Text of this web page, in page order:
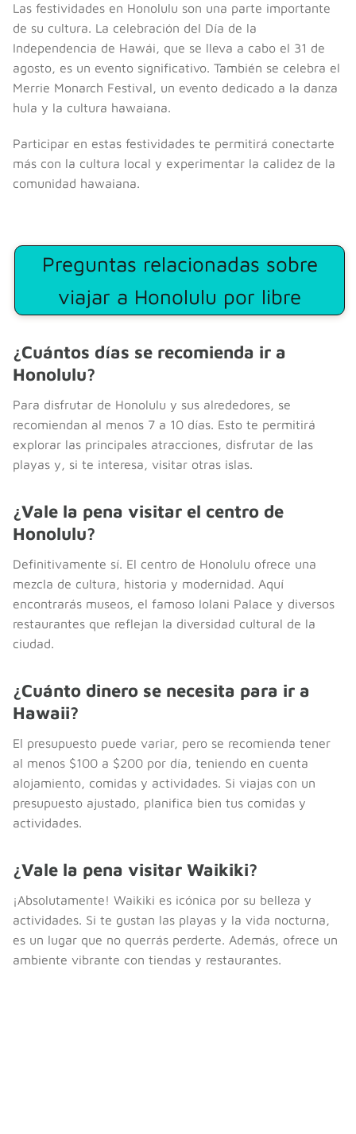
Las festividades en Honolulu son una parte importante
de su cultura. La celebración del Día de la
Independencia de Hawái, que se lleva a cabo el 31 de
agosto, es un evento significativo. También se celebra el
Merrie Monarch Festival, un evento dedicado a la danza
hula y la cultura hawaiana.
Participar en estas festividades te permitirá conectarte
más con la cultura local y experimentar la calidez de la
comunidad hawaiana.
Preguntas relacionadas sobre
viajar a Honolulu por libre
¿Cuántos días se recomienda ir a
Honolulu?
Para disfrutar de Honolulu y sus alrededores, se
recomiendan al menos 7 a 10 días. Esto te permitirá
explorar las principales atracciones, disfrutar de las
playas y, si te interesa, visitar otras islas.
¿Vale la pena visitar el centro de
Honolulu?
Definitivamente sí. El centro de Honolulu ofrece una
mezcla de cultura, historia y modernidad. Aquí
encontrarás museos, el famoso Iolani Palace y diversos
restaurantes que reflejan la diversidad cultural de la
ciudad.
¿Cuánto dinero se necesita para ir a
Hawaii?
El presupuesto puede variar, pero se recomienda tener
al menos $100 a $200 por día, teniendo en cuenta
alojamiento, comidas y actividades. Si viajas con un
presupuesto ajustado, planifica bien tus comidas y
actividades.
¿Vale la pena visitar Waikiki?
¡Absolutamente! Waikiki es icónica por su belleza y
actividades. Si te gustan las playas y la vida nocturna,
es un lugar que no querrás perderte. Además, ofrece un
ambiente vibrante con tiendas y restaurantes.